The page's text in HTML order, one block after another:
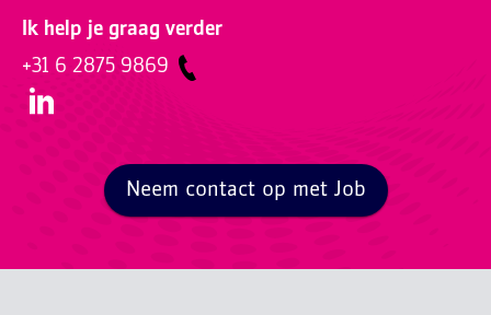
Ik help je graag verder
+31 6 2875 9869
Neem contact op met Job